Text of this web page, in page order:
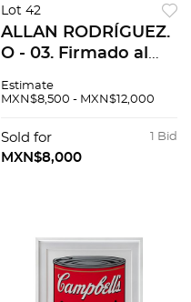
Lot 42
ALLAN RODRÍGUEZ.
O - 03. Firmado al
Óleo sobre tela. 100
Estimate
MXN$8,500 - MXN$12,000
1 Bid
Sold for
MXN$8,000